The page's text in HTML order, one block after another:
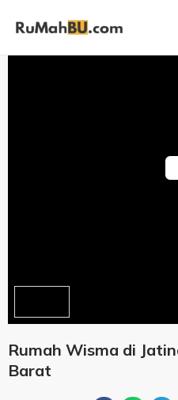
Rumah Wisma di
Barat